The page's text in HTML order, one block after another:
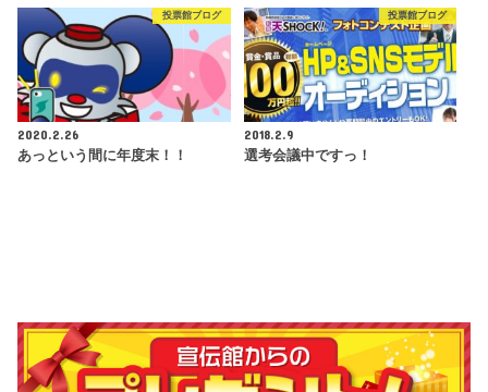
投票館ブログ
2020.2.26
あっという間に年度末！！
投票館ブログ
2018.2.9
選考会議中ですっ！